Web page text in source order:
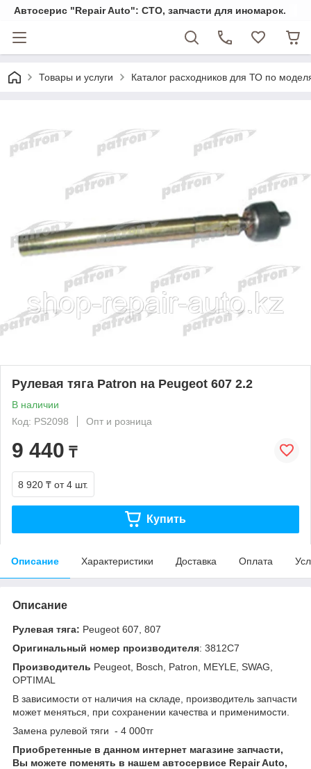
Автосерис "Repair Auto": СТО, запчасти для иномарок.
Товары и услуги Каталог расходников для ТО по
Рулевая тяга Patron на Peugeot 607 2.2
В наличии
Код: PS2098
Опт и розница
9 440 ₸
8 920 ₸ от 4 шт.
Купить
Описание Характеристики Доставка Оплата
Описание
Рулевая тяга: Peugeot 607, 807
Оригинальный номер производителя: 3812C7
Производитель Peugeot, Bosch, Patron, MEYLE, SWAG,
OPTIMAL
В зависимости от наличия на складе, производитель запчасти
может меняться, при сохранении качества и применимости.
Замена рулевой тяги - 4 000тг
Приобретенные в данном интернет магазине запчасти,
Вы можете поменять в нашем автосервисе Repair Auto,